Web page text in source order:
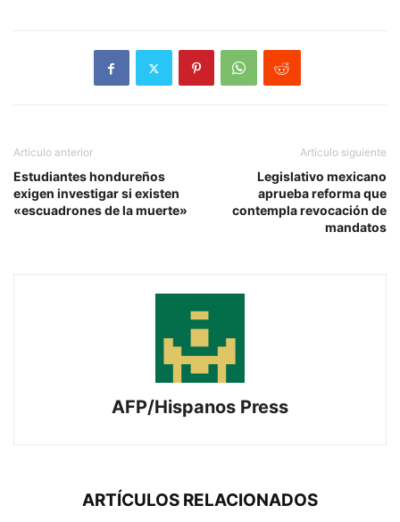
Artículo anterior
Estudiantes hondureños
exigen investigar si existen
«escuadrones de la muerte»
Artículo siguiente
Legislativo mexicano
aprueba reforma que
contempla revocación de
mandatos
AFP/Hispanos Press
ARTÍCULOS RELACIONADOS